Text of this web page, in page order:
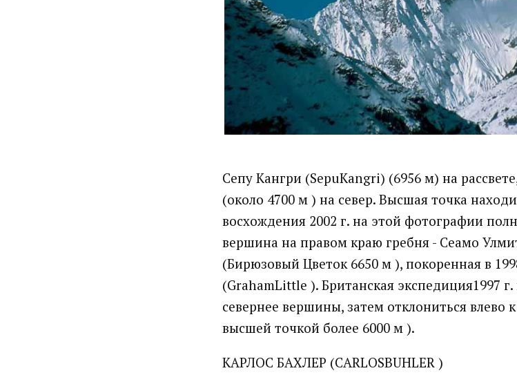
Сепу Кангри (SepuKangri) (6956 м) на
(около 4700 м ) на север. Высшая точка
восхождения 2002 г. на этой фотографии
вершина на правом краю гребня - Сеамо
(Бирюзовый Цветок 6650 м ), покоренная в
(GrahamLittle ). Британская экспедиция1997
севернее вершины, затем отклониться влево
высшей точкой более 6000 м ).
КАРЛОС БАХЛЕР (CARLOSBUHLER )